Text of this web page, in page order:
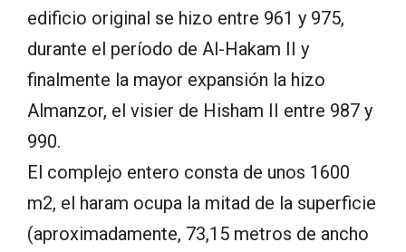
edificio original se hizo entre 961 y 975,
durante el período de Al-Hakam II y
finalmente la mayor expansión la hizo
Almanzor, el visier de Hisham II entre 987 y
990.
El complejo entero consta de unos 1600
m2, el haram ocupa la mitad de la superficie
(aproximadamente, 73,15 metros de ancho